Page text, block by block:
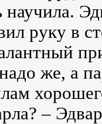
научила.
руку в
же, а
–